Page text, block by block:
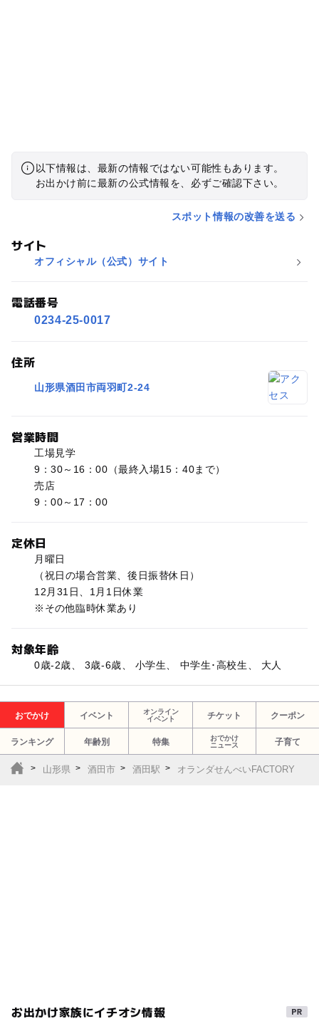
以下情報は、最新の情報ではない可能性もあります。
お出かけ前に最新の公式情報を、必ずご確認下さい。
スポット情報の改善を送る
サイト
オフィシャル（公式）サイト
電話番号
0234-25-0017
住所
山形県酒田市両羽町2-24
営業時間
工場見学
9：30～16：00（最終入場15：40まで）
売店
9：00～17：00
定休日
月曜日
（祝日の場合営業、後日振替休日）
12月31日、1月1日休業
※その他臨時休業あり
対象年齢
0歳-2歳、 3歳-6歳、 小学生、 中学生･高校生、 大人
おでかけ イベント
オンライン
イベント
チケット クーポン
ランキング 年齢別 特集
おでかけ
ニュース
子育て
山形県 酒田市 酒田駅 オランダせんべいFACTORY
お出かけ家族にイチオシ情報